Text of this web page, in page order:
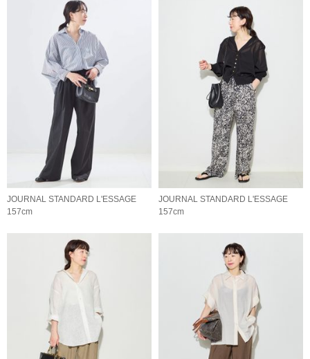
JOURNAL STANDARD L'ESSAGE
157cm
JOURNAL STANDARD L'ESSAGE
157cm